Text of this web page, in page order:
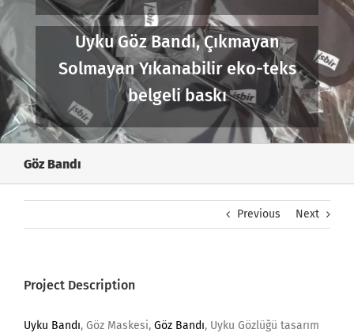
Uyku Göz Bandı, Çıkmayan
Solmayan Yıkanabilir eko-teks
belgeli baskı
Göz Bandı
Previous Next
Project Description
Uyku Bandı, Göz Maskesi, Göz Bandı, Uyku Gözlüğü tasarım